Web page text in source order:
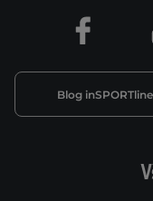
Blog inSPORTline
Facebook